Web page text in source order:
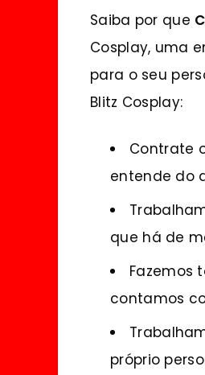
Saiba por que
Cosplay, uma
para o seu
Blitz Cosplay:
Contrate
entende do
que há de
Fazemos
contamos
próprio